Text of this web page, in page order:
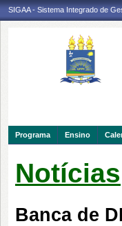
SIGAA - Sistema Integrado de
Programa Ensino
Notícias
Banca de